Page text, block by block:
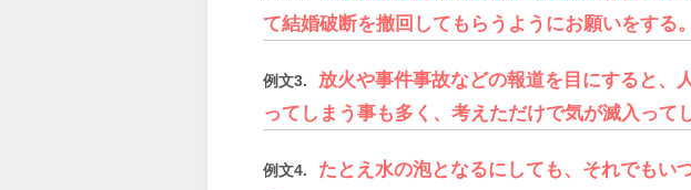
て結婚破断を撤回してもらうようにお願いをする。
例文3.
放火や事件事故などの報道を目にすると、
ってしまう事も多く、考えただけで気が滅入って
例文4.
たとえ水の泡となるにしても、それでもい